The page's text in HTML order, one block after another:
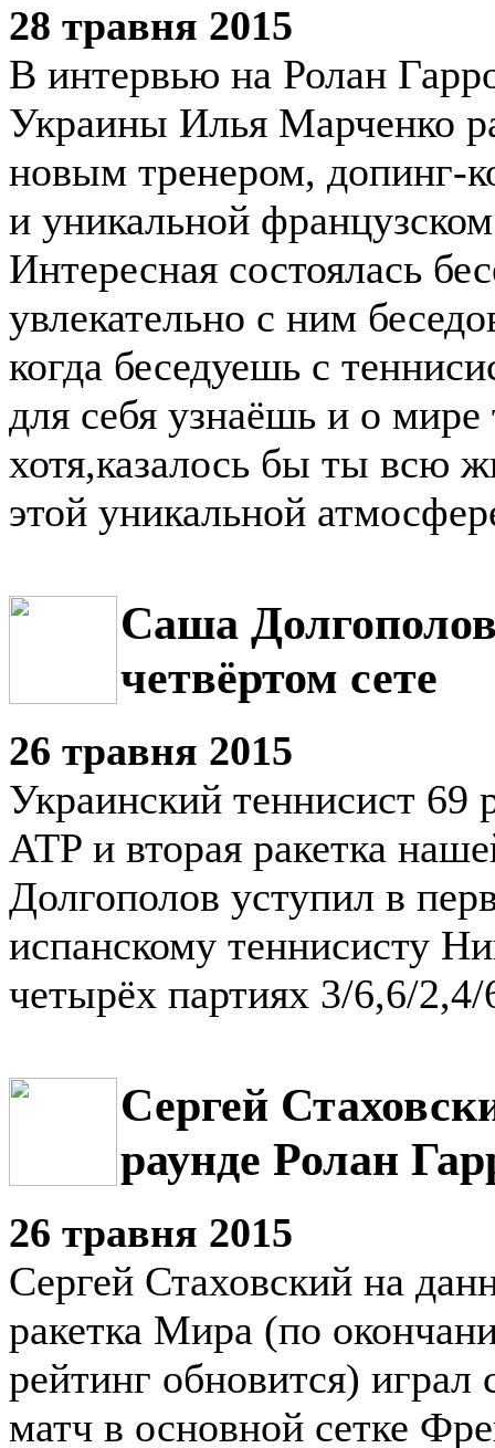
28 травня 2015
В интервью на Ролан
Украины Илья Марченко
новым тренером, допинг-
и уникальной
Интересная состоялась
увлекательно с ним
когда беседуешь с
для себя узнаёшь и о
хотя,казалось бы ты всю
этой уникальной
Саша
четвёртом сете
26 травня 2015
Украинский теннисист 69
ATP и вторая ракетка
Долгополов уступил в
испанскому теннисисту
четырёх партиях 3/6,6/
Сергей
раунде Ролан
26 травня 2015
Сергей Стаховский на
ракетка Мира (по
рейтинг обновится) играл
матч в основной сетке